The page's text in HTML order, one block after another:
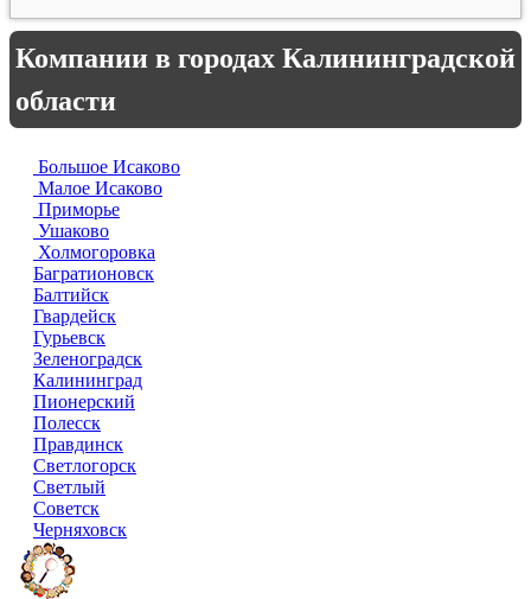
Компании в городах Калининградской
области
Большое Исаково
Малое Исаково
Приморье
Ушаково
Холмогоровка
Багратионовск
Балтийск
Гвардейск
Гурьевск
Зеленоградск
Калининград
Пионерский
Полесск
Правдинск
Светлогорск
Светлый
Советск
Черняховск